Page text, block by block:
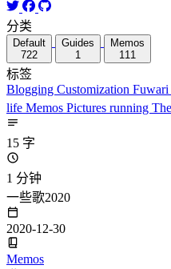
分类
Default
722
Guides
1
Memos
111
标签
Blogging Customization Fuwari
life Memos Pictures running
15 字
1 分钟
一些歌2020
2020-12-30
Memos